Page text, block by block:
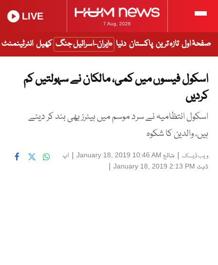
7 Aug, 2026
LIVE
صفحۂ اول تازہ ترین پاکستان دنیا ایران-اسرائیل جنگ کھیل انٹرٹینمنٹ
اسکول فیسوں میں کمی، مالکان نے سہولتیں کم
کردیں
اسکول انتظامیہ نے سرد موسم میں ہیٹرز بھی بند کر دیئے
ہیں، والدین کا شکوہ
ویب ڈیسک | شائع January 18, 2019 10:46 AM
| اپ
ڈیٹ January 18, 2019 2:13 PM
|